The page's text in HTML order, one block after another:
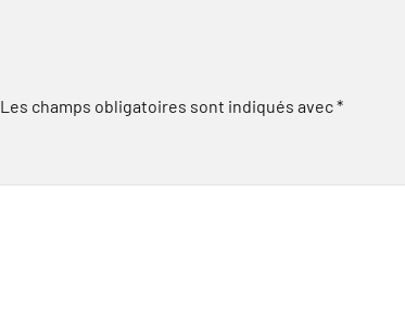
Les champs obligatoires sont indiqués avec*